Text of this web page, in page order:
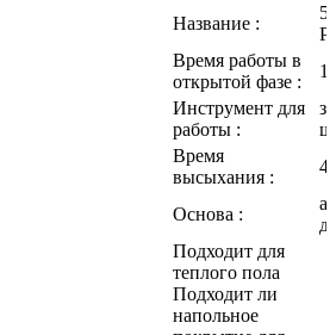
Название :
Время работы в
открытой фазе :
Инструмент для
работы :
Время
высыхания :
Основа :
Подходит для
теплого пола
Подходит ли
напольное